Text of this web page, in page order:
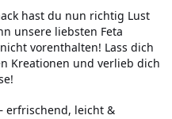
hast du nun richtig Lust
unsere liebsten Feta
vorenthalten! Lass dich
Kreationen und verlieb dich
erfrischend, leicht &